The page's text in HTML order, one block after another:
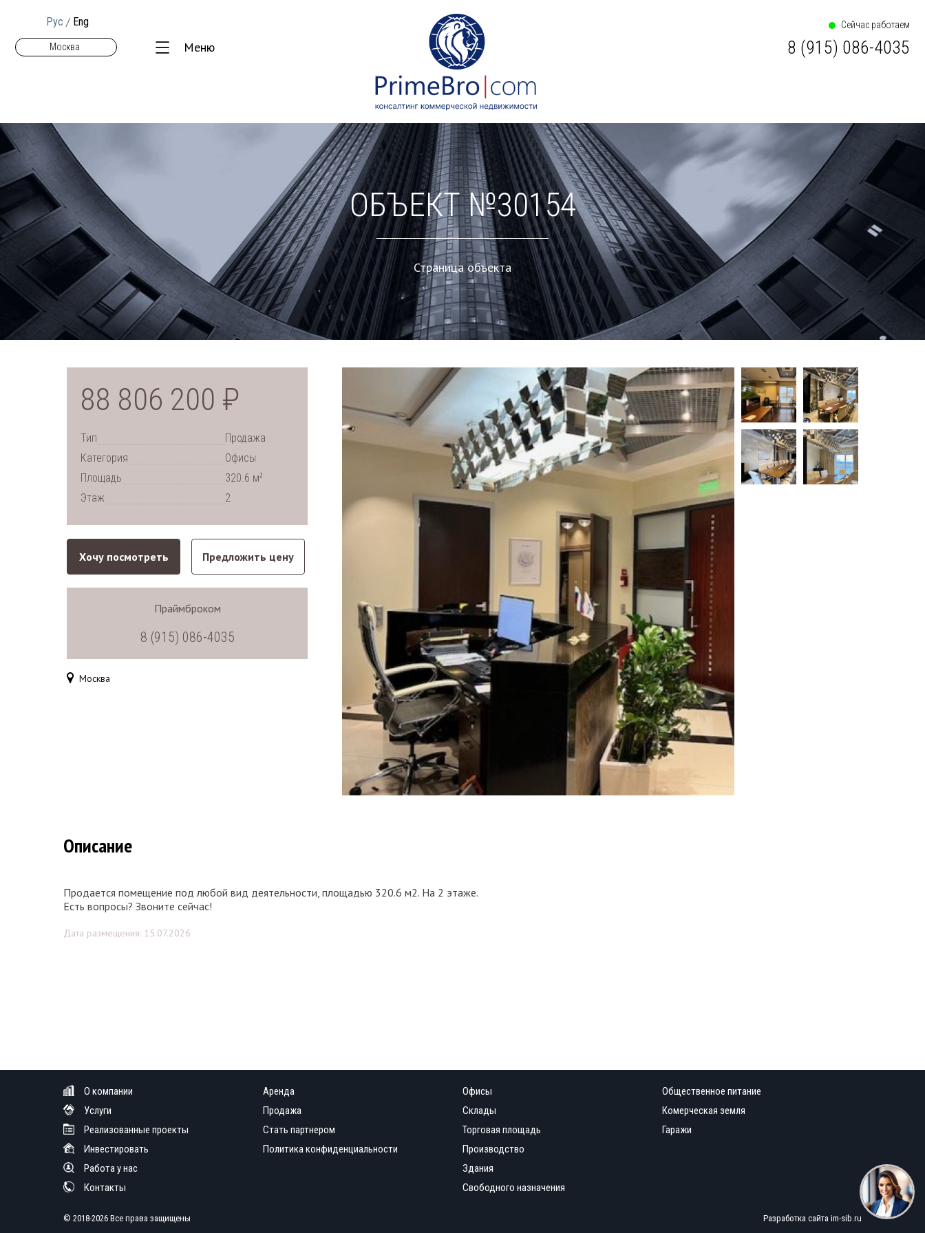
Рус / Eng
Москва Меню
Сейчас работаем
8 (915) 086-4035
ОБЪЕКТ №30154
Страница объекта
88 806 200 ₽
Тип
Продажа
Категория
Офисы
Площадь
320.6 м2
Этаж 2
Хочу посмотреть Предложить цену
Праймброком
8 (915) 086-4035
Москва
Описание
Продается помещение под любой вид деятельности, площадью 320.6 м2. На 2 этаже.
Есть вопросы? Звоните сейчас!
Дата размещения: 15.07.2026
О компании
Услуги
Реализованные проекты
Инвестировать
Работа у нас
Контакты
Аренда
Продажа
Стать партнером
Политика конфиденциальности
Офисы
Склады
Торговая площадь
Производство
Здания
Свободного назначения
Общественное питание
Комерческая земля
Гаражи
© 2018-2026 Все права защищены Разработка сайта im-sib.ru